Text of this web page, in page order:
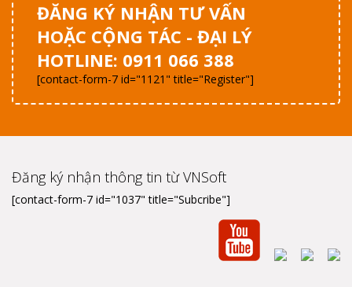
ĐĂNG KÝ NHẬN TƯ VẤN
HOẶC CỘNG TÁC - ĐẠI LÝ
HOTLINE: 0911 066 388
[contact-form-7 id="1121" title="Register"]
Đăng ký nhận thông tin từ VNSoft
[contact-form-7 id="1037" title="Subcribe"]